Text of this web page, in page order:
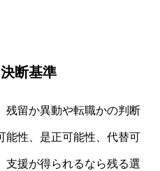
断基準
残留か異動や転職かの判断
能性、是正可能性、代替可
支援が得られるなら残る選